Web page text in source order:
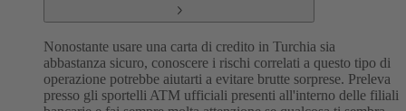
Nonostante usare una carta di credito in Turchia sia
abbastanza sicuro, conoscere i rischi correlati a questo tipo di
operazione potrebbe aiutarti a evitare brutte sorprese. Preleva
presso gli sportelli ATM ufficiali presenti all'interno delle filiali